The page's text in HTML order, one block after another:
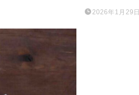
2026年1月29日